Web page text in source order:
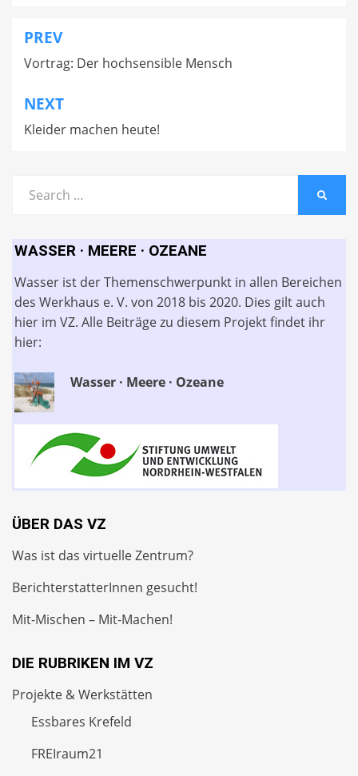
Beitragsnavigation
PREV
Vortrag: Der hochsensible Mensch
NEXT
Kleider machen heute!
for:
WASSER · MEERE · OZEANE
Wasser ist der Themenschwerpunkt in allen Bereichen
des Werkhaus e. V. von 2018 bis 2020. Dies gilt auch
hier im VZ. Alle Beiträge zu diesem Projekt findet ihr
hier:
Wasser · Meere · Ozeane
ÜBER DAS VZ
Was ist das virtuelle Zentrum?
BerichterstatterInnen gesucht!
Mit-Mischen – Mit-Machen!
DIE RUBRIKEN IM VZ
Projekte & Werkstätten
Essbares Krefeld
FREIraum21